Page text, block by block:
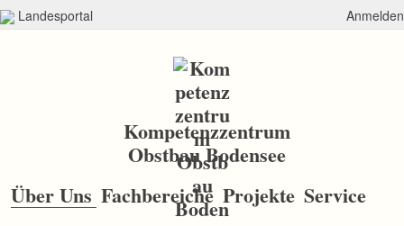
Landesportal Anmelden
Kompetenzzentrum
Obstbau Bodensee
a
v
Über Uns Fachbereiche Projekte Service